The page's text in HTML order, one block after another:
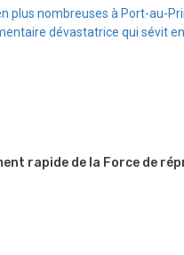
plus nombreuses à Port-au-
dévastatrice qui sévit
rapide de la Force de